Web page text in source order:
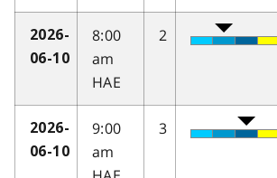
2026-
06-10
8:00
am
HAE
2
2026-
06-10
9:00
am
3